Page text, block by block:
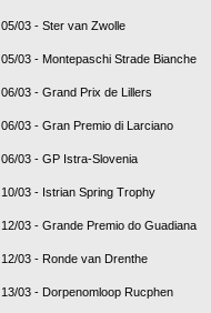
05/03 - Ster van Zwolle
05/03 - Montepaschi Strade Bianche
06/03 - Grand Prix de Lillers
06/03 - Gran Premio di Larciano
06/03 - GP Istra-Slovenia
10/03 - Istrian Spring Trophy
12/03 - Grande Premio do Guadiana
12/03 - Ronde van Drenthe
13/03 - Dorpenomloop Rucphen